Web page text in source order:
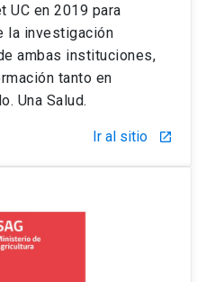
UC en 2019 para
la investigación
ambas instituciones,
tanto en
Una Salud.
Ir al sitio launch